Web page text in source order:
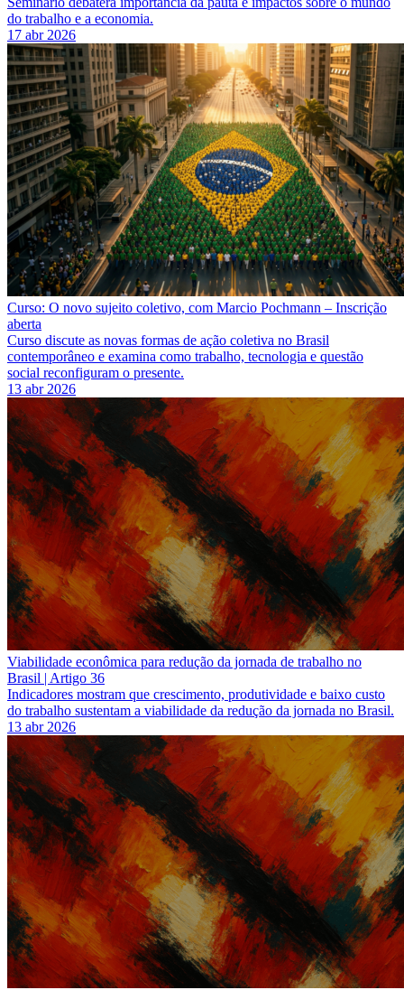
do trabalho e a economia.
17 abr 2026
Curso: O novo sujeito coletivo, com Marcio Pochmann – Inscrição
aberta
Curso discute as novas formas de ação coletiva no Brasil
contemporâneo e examina como trabalho, tecnologia e questão
social reconfiguram o presente.
13 abr 2026
Viabilidade econômica para redução da jornada de trabalho no
Brasil | Artigo 36
Indicadores mostram que crescimento, produtividade e baixo custo
do trabalho sustentam a viabilidade da redução da jornada no Brasil.
13 abr 2026